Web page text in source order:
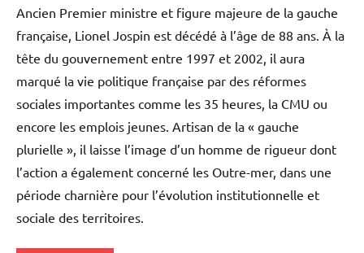
Politique
Société
Ancien Premier ministre et figure majeure de la gauche
française, Lionel Jospin est décédé à l’âge de 88 ans. À la
tête du gouvernement entre 1997 et 2002, il aura
marqué la vie politique française par des réformes
sociales importantes comme les 35 heures, la CMU ou
encore les emplois jeunes. Artisan de la « gauche
plurielle », il laisse l’image d’un homme de rigueur dont
l’action a également concerné les Outre-mer, dans une
période charnière pour l’évolution institutionnelle et
sociale des territoires.